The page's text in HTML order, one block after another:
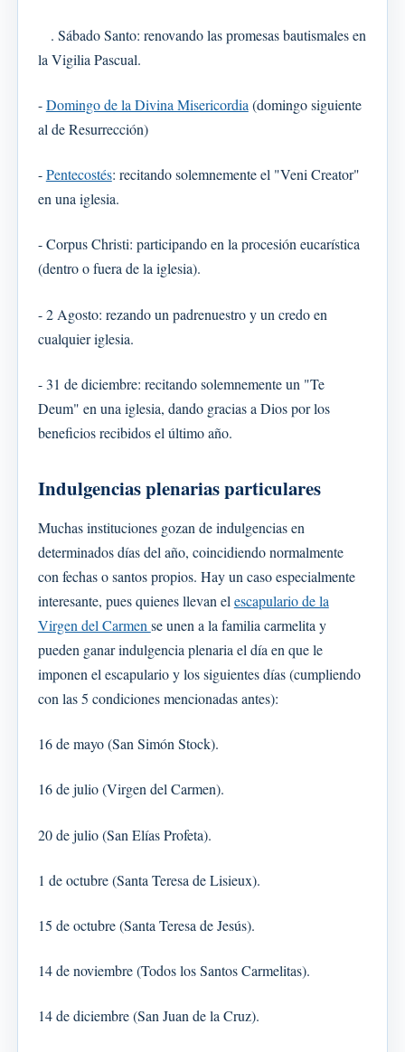
. Sábado Santo: renovando las promesas bautismales en
la Vigilia Pascual.
-Domingo de la Divina Misericordia (domingo siguiente
al de Resurrección)
-Pentecostés: recitando solemnemente el "Veni Creator"
en una iglesia.
- Corpus Christi: participando en la procesión eucarística
(dentro o fuera de la iglesia).
- 2 Agosto: rezando un padrenuestro y un credo en
cualquier iglesia.
- 31 de diciembre: recitando solemnemente un "Te
Deum" en una iglesia, dando gracias a Dios por los
beneficios recibidos el último año.
Indulgencias plenarias particulares
Muchas instituciones gozan de indulgencias en
determinados días del año, coincidiendo normalmente
con fechas o santos propios. Hay un caso especialmente
interesante, pues quienes llevan el escapulario de la
Virgen del Carmen se unen a la familia carmelita y
pueden ganar indulgencia plenaria el día en que le
imponen el escapulario y los siguientes días (cumpliendo
con las 5 condiciones mencionadas antes):
16 de mayo (San Simón Stock).
16 de julio (Virgen del Carmen).
20 de julio (San Elías Profeta).
1 de octubre (Santa Teresa de Lisieux).
15 de octubre (Santa Teresa de Jesús).
14 de noviembre (Todos los Santos Carmelitas).
14 de diciembre (San Juan de la Cruz).